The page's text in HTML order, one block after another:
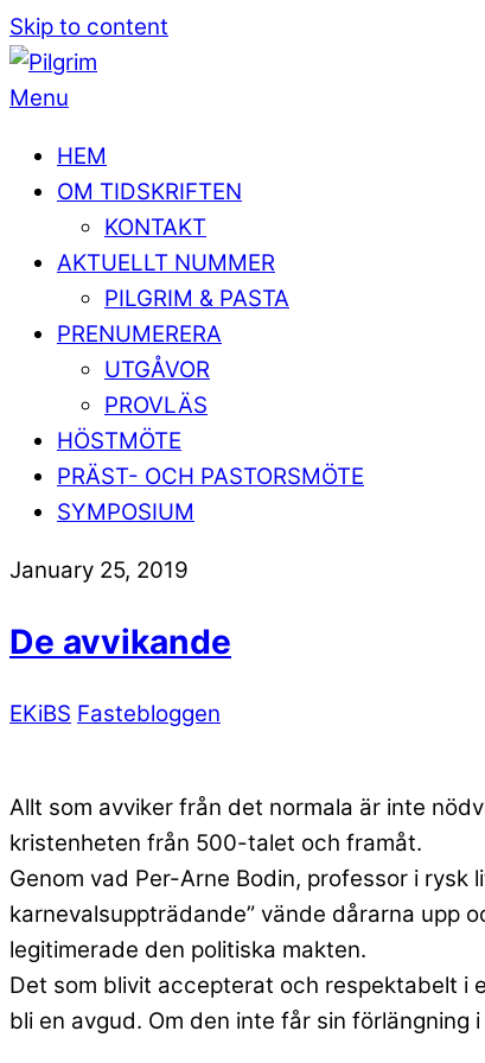
Skip to content
Menu
HEM
OM TIDSKRIFTEN
KONTAKT
AKTUELLT NUMMER
PILGRIM & PASTA
PRENUMERERA
UTGÅVOR
PROVLÄS
HÖSTMÖTE
PRÄST- OCH PASTORSMÖTE
SYMPOSIUM
January 25, 2019
De avvikande
EKiBS Fastebloggen
Allt som avviker från det normala är inte
kristenheten från 500-talet och framåt.
Genom vad Per-Arne Bodin, professor i rysk
karnevalsuppträdande” vände dårarna upp
legitimerade den politiska makten.
Det som blivit accepterat och respektabelt i
bli en avgud. Om den inte får sin